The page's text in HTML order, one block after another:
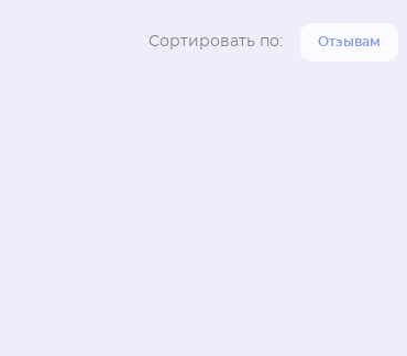
Сортировать по: Отзывам